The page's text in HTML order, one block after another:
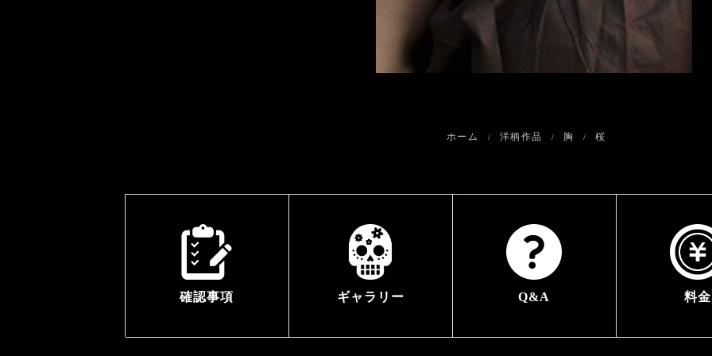
ホーム 洋柄作品 胸 桜
確認事項 ギャラリー Q&A 料金